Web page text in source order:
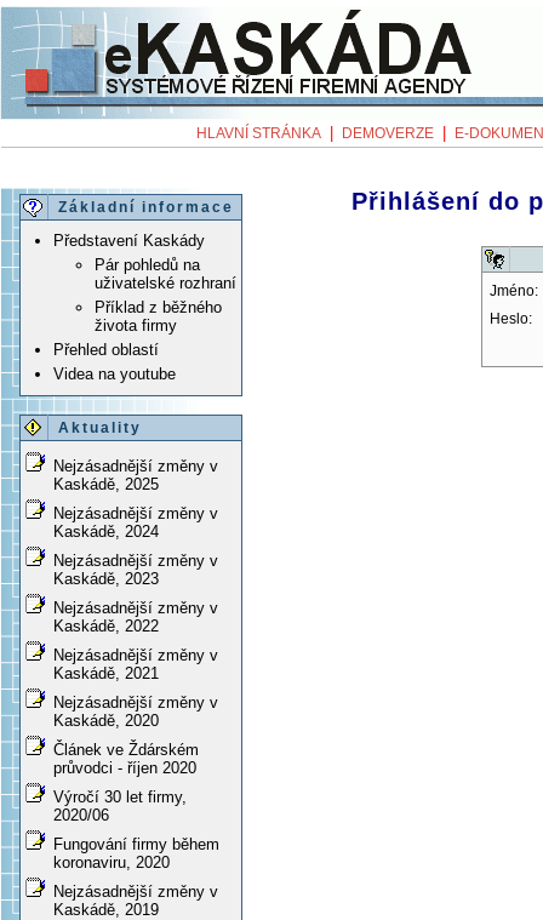
HLAVNÍ STRÁNKA DEMOVERZE E-
Základní informace
Představení Kaskády
Pár pohledů na
uživatelské rozhraní
Příklad z běžného
života firmy
Přehled oblastí
Videa na youtube
Aktuality
Nejzásadnější změny v
Kaskádě, 2025
Nejzásadnější změny v
Kaskádě, 2024
Nejzásadnější změny v
Kaskádě, 2023
Nejzásadnější změny v
Kaskádě, 2022
Nejzásadnější změny v
Kaskádě, 2021
Nejzásadnější změny v
Kaskádě, 2020
Článek ve Ždárském
průvodci - říjen 2020
Výročí 30 let firmy,
2020/06
Fungování firmy během
koronaviru, 2020
Nejzásadnější změny v
Kaskádě, 2019
Přihlášení do
Jméno:
Heslo: